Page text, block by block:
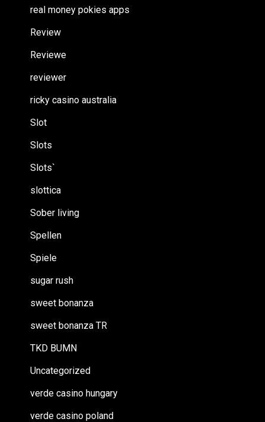
real money pokies apps
Review
Reviewe
reviewer
ricky casino australia
Slot
Slots
Slots`
slottica
Sober living
Spellen
Spiele
sugar rush
sweet bonanza
sweet bonanza TR
TKD BUMN
Uncategorized
verde casino hungary
verde casino poland